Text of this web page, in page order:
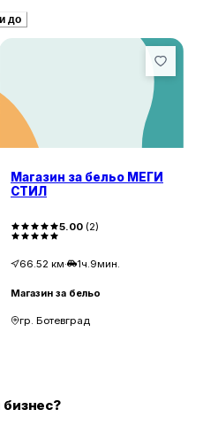
до
Магазин за бельо МЕГИ
СТИЛ
5.00 (2)
66.52 км· 1ч.9мин.
Магазин за бельо
гр. Ботевград